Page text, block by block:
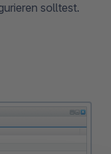
solltest.